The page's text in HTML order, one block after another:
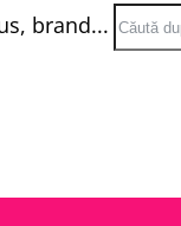
brand...